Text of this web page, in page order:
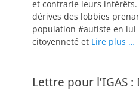
et contrarie leurs intérêts.
dérives des lobbies
population #autiste en lui
citoyenneté et Lire plus …
Lettre pour l’IGAS